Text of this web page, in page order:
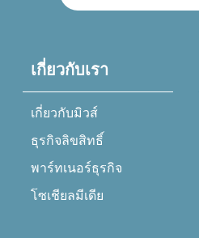
เกี่ยวกับเรา
เกี่ยวกับมิวส์
ธุรกิจลิขสิทธิ์
พาร์ทเนอร์ธุรกิจ
โซเชียลมีเดีย